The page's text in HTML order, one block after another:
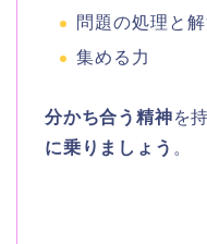
問題の処理と
集める力
分かち合う精神を
に乗りましょう 。